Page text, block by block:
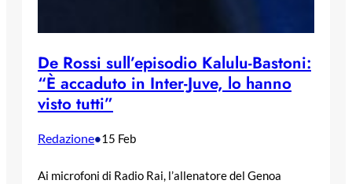
De Rossi sull’episodio Kalulu-Bastoni:
“È accaduto in Inter-Juve, lo hanno
visto tutti”
Redazione•15 Feb
Ai microfoni di Radio Rai, l’allenatore del Genoa